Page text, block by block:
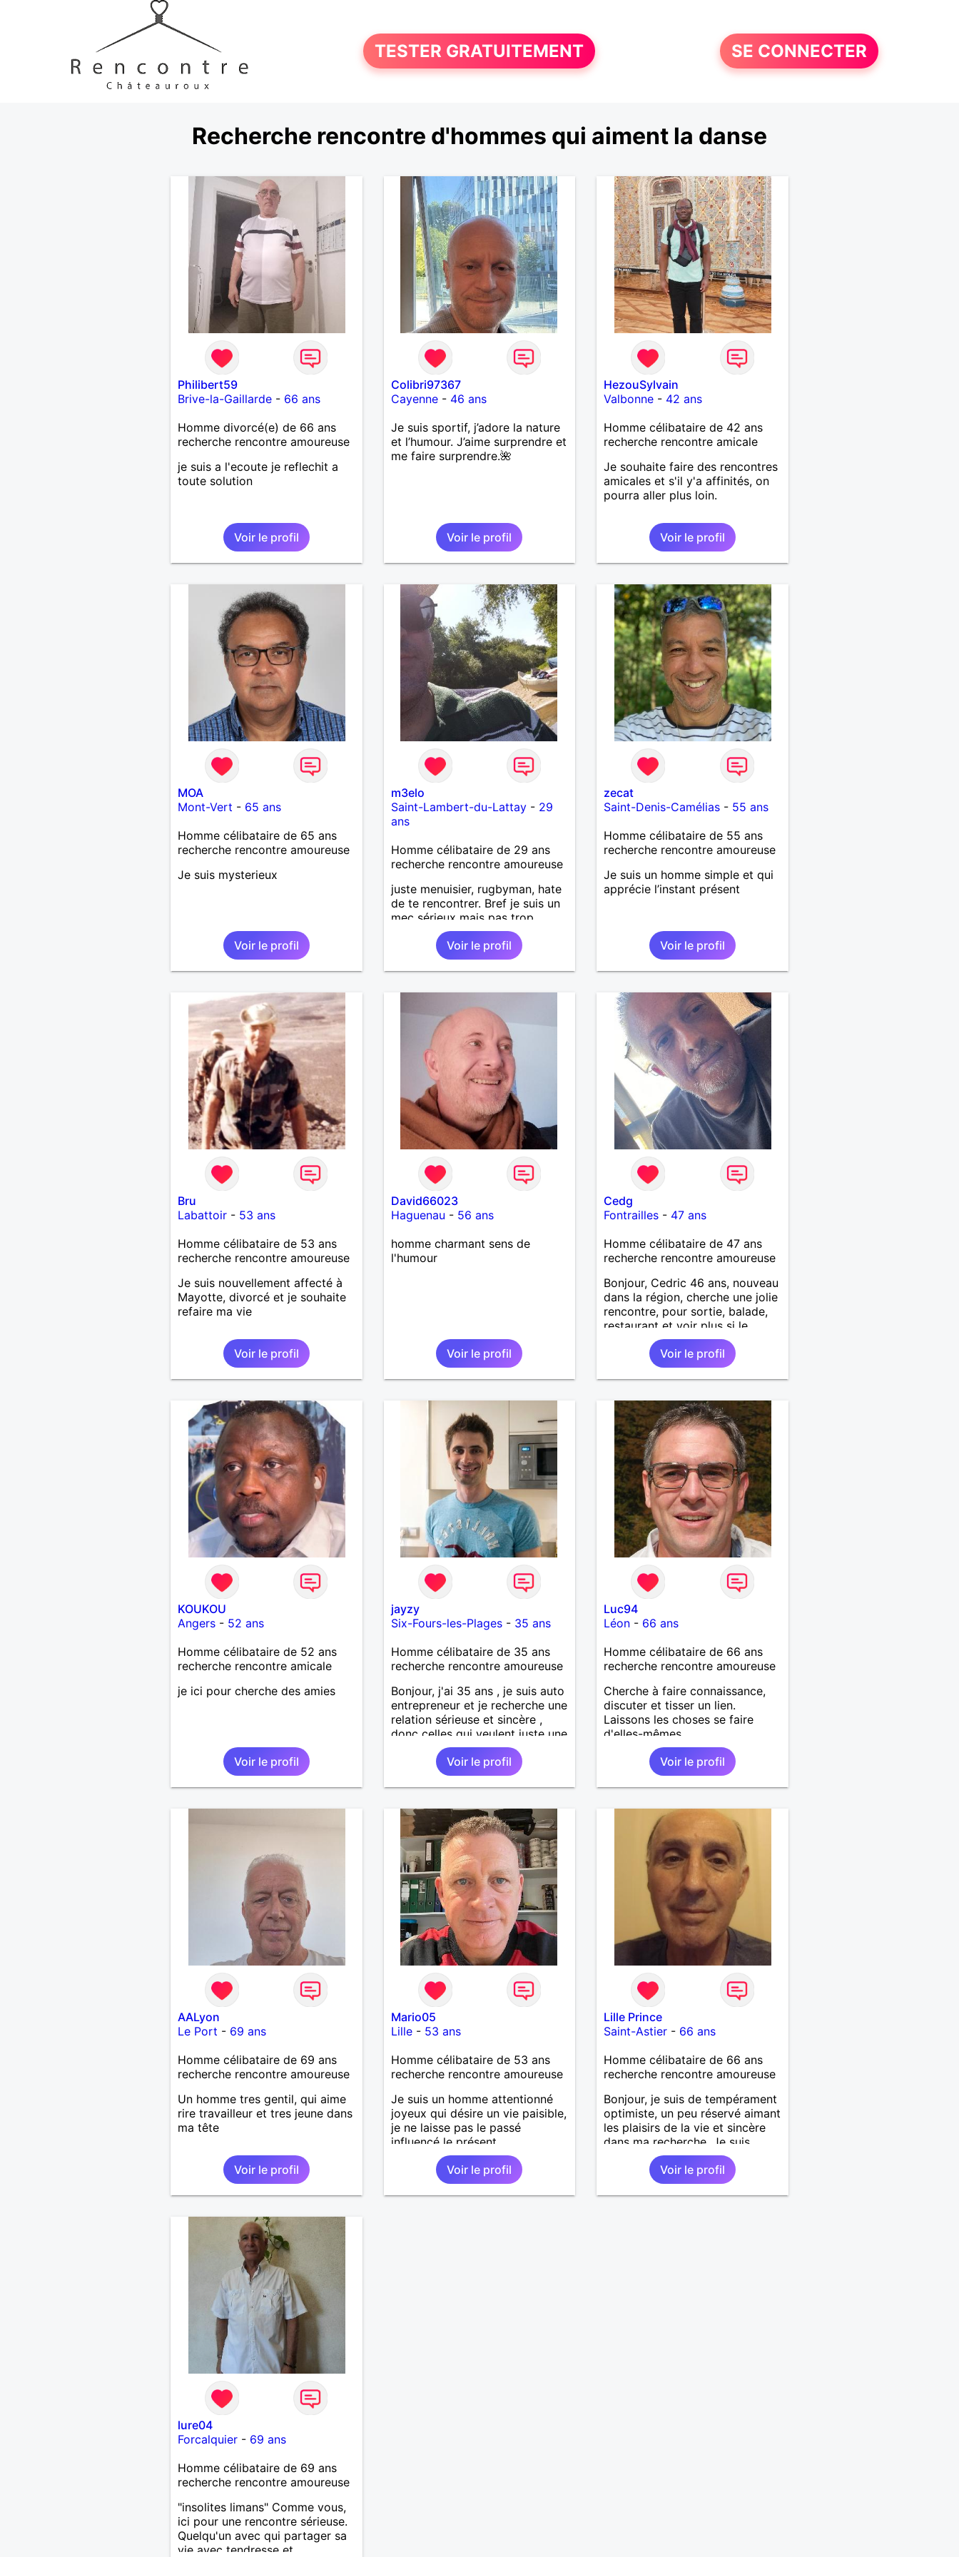
TESTER GRATUITEMENT SE CONNECTER
Recherche rencontre d'hommes qui aiment la danse
Philibert59
Brive-la-Gaillarde- 66 ans
Homme divorcé(e) de 66 ans
recherche rencontre amoureuse
je suis a l'ecoute je reflechit a
toute solution
Voir le profil
Colibri97367
Cayenne- 46 ans
Je suis sportif, j’adore la nature
et l’humour. J’aime surprendre et
me faire surprendre.🌺
Voir le profil
HezouSylvain
Valbonne - 42 ans
Homme célibataire de 42 ans
recherche rencontre amicale
Je souhaite faire des rencontres
amicales et s'il y'a affinités, on
pourra aller plus loin.
Voir le profil
MOA
Mont-Vert - 65 ans
Homme célibataire de 65 ans
recherche rencontre amoureuse
Je suis mysterieux
Voir le profil
m3elo
Saint-Lambert-du-Lattay- 29
ans
Homme célibataire de 29 ans
recherche rencontre amoureuse
juste menuisier, rugbyman, hate
de te rencontrer. Bref je suis un
mec sérieux mais pas trop,
bosseur, qui aime la convivialité
et la simplicité ! Recherche une
relation sérieuse.
Voir le profil
zecat
Saint-Denis-Camélias - 55 ans
Homme célibataire de 55 ans
recherche rencontre amoureuse
Je suis un homme simple et qui
apprécie l’instant présent
Voir le profil
Bru
Labattoir- 53 ans
Homme célibataire de 53 ans
recherche rencontre amoureuse
Je suis nouvellement affecté à
Mayotte, divorcé et je souhaite
refaire ma vie
Voir le profil
David66023
Haguenau - 56 ans
homme charmant sens de
l'humour
Voir le profil
Cedg
Fontrailles - 47 ans
Homme célibataire de 47 ans
recherche rencontre amoureuse
Bonjour, Cedric 46 ans, nouveau
dans la région, cherche une jolie
rencontre, pour sortie, balade,
restaurant et voir plus si le
courant passe. Je suis sociable,
souriant, patient, j’aime rire et
plaisanter..
Voir le profil
KOUKOU
Angers- 52 ans
Homme célibataire de 52 ans
recherche rencontre amicale
je ici pour cherche des amies
Voir le profil
jayzy
Six-Fours-les-Plages- 35 ans
Homme célibataire de 35 ans
recherche rencontre amoureuse
Bonjour, j'ai 35 ans , je suis auto
entrepreneur et je recherche une
relation sérieuse et sincère ,
donc celles qui veulent juste une
rencontre d'un soir sans
lendemain ça ne m'intéresse
pas, donc pas la peine de me
contacter. J'aime la nature, le
randonnées, les sorties entre
amis et en famille. Je suis d'un
naturel plutôt timide d'ou mon
inscription( par contre une fois
que je connais la personne, je
suis assez "déconneur") . Mes
défauts et /ou qualités: émotif,
sensible, impulsif dans mes
choix ( mais je sais relativiser
selon les situations), réservé ,
toujours optimiste, quelquefois
un petit manque de confiance
en moi . Je suis loyal, honnête,
pas toujours patient mais très
intègre et d'une humeur très
joyeuse.
Voir le profil
Luc94
Léon - 66 ans
Homme célibataire de 66 ans
recherche rencontre amoureuse
Cherche à faire connaissance,
discuter et tisser un lien.
Laissons les choses se faire
d'elles-mêmes
Voir le profil
AALyon
Le Port - 69 ans
Homme célibataire de 69 ans
recherche rencontre amoureuse
Un homme tres gentil, qui aime
rire travailleur et tres jeune dans
ma tête
Voir le profil
Mario05
Lille- 53 ans
Homme célibataire de 53 ans
recherche rencontre amoureuse
Je suis un homme attentionné
joyeux qui désire un vie paisible,
je ne laisse pas le passé
influencé le présent.
Voir le profil
Lille Prince
Saint-Astier - 66 ans
Homme célibataire de 66 ans
recherche rencontre amoureuse
Bonjour, je suis de tempérament
optimiste, un peu réservé aimant
les plaisirs de la vie et sincère
dans ma recherche. Je suis
moyennement dynamique et
légèrement paresseux. Je désire
sérieusement m'investir dans
une relation durable.
Voir le profil
lure04
Forcalquier- 69 ans
Homme célibataire de 69 ans
recherche rencontre amoureuse
"insolites limans" Comme vous,
ici pour une rencontre sérieuse.
Quelqu'un avec qui partager sa
vie avec tendresse et